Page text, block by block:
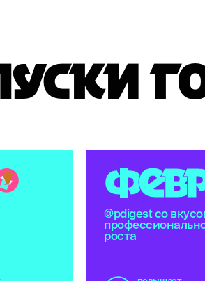
ФЕВ
@pdigest со
роста